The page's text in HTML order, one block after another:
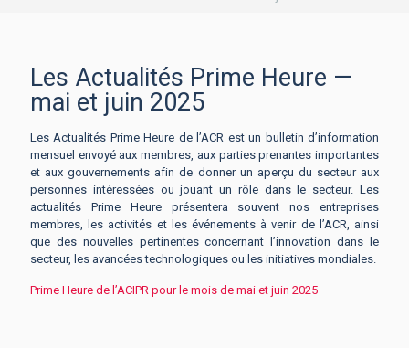
Les Actualités Prime Heure —
mai et juin 2025
Les Actualités Prime Heure de l’ACR est un bulletin d’information
mensuel envoyé aux membres, aux parties prenantes importantes
et aux gouvernements afin de donner un aperçu du secteur aux
personnes intéressées ou jouant un rôle dans le secteur. Les
actualités Prime Heure présentera souvent nos entreprises
membres, les activités et les événements à venir de l’ACR, ainsi
que des nouvelles pertinentes concernant l’innovation dans le
secteur, les avancées technologiques ou les initiatives mondiales.
Prime Heure de l’ACIPR pour le mois de mai et juin 2025